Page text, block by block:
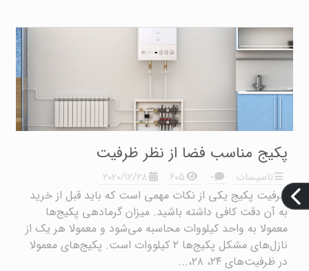
پکیج مناسب فضا از نظر ظرفیت
تاسیسات ۰ ۶۰۵ 2020/12/28
ظرفیت پکیج یکی از نکات مهمی است که باید قبل از خرید
به آن دقت کافی داشته باشید. میزان گرمادهی پکیج‌ها
معمولا به واحد کیلووات محاسبه می‌شود و معمولا هر یک از
نازل‌های مشکل پکیج‌ها ۲ کیلووات است. پکیج‌های معمولا
در ظرفیت‌های ۲۴، ۲۸،...